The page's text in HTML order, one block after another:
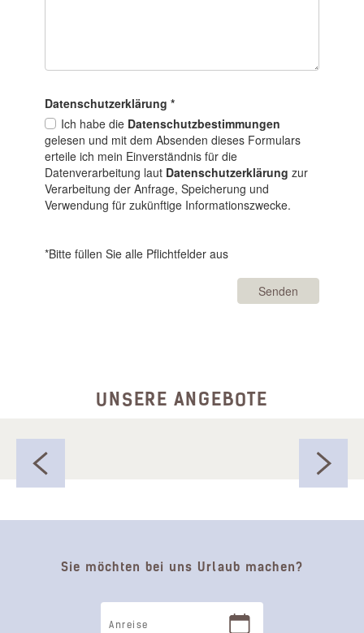
Datenschutz­erklärung *
Ich habe die Datenschutzbestimmungen
gelesen und mit dem Absenden dieses Formulars
erteile ich mein Einverständnis für die
Datenverarbeitung laut Datenschutzerklärung zur
Verarbeitung der Anfrage, Speicherung und
Verwendung für zukünftige Informationszwecke.
*Bitte füllen Sie alle Pflichtfelder aus
Senden
UNSERE ANGEBOTE
Sie möchten bei uns Urlaub machen?